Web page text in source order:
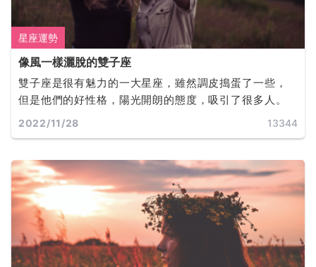
星座運勢
像風一樣灑脫的雙子座
雙子座是很有魅力的一大星座，雖然調皮搗蛋了一些，
但是他們的好性格，陽光開朗的態度，吸引了很多人。
2022/11/28 13344